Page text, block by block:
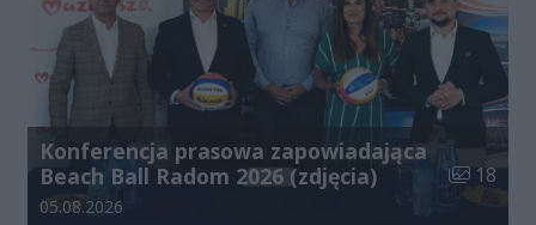
Konferencja prasowa zapowiadająca
Beach Ball Radom 2026 (zdjęcia)
Liczba
18
Data dodania galerii:
05.08.2026